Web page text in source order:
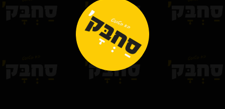
סלמי איטלקי
רוסטביף צלי בקר
מעדן אווז